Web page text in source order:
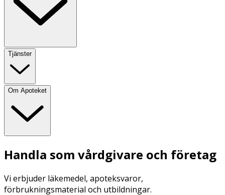
Tjänster
Om Apoteket
Handla som vårdgivare och företag
Vi erbjuder läkemedel, apoteksvaror,
förbrukningsmaterial och utbildningar.